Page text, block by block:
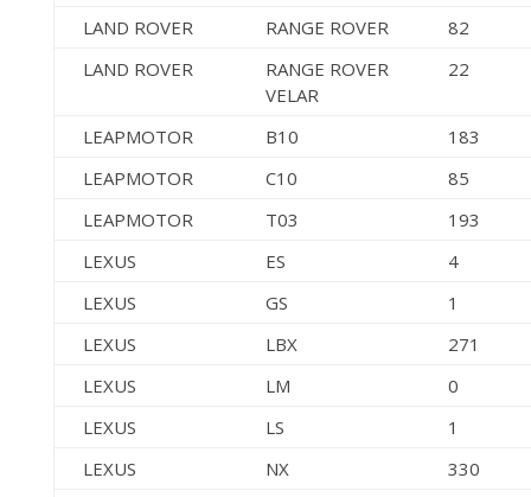
LAND ROVER
RANGE ROVER
82
LAND ROVER
RANGE ROVER
VELAR
22
LEAPMOTOR B10
183
LEAPMOTOR
C10
85
LEAPMOTOR
T03
193
LEXUS
ES
4
LEXUS
GS
1
LEXUS
LBX
271
LEXUS
LM
0
LEXUS
LS
1
LEXUS
NX
330